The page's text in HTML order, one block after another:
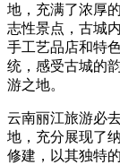
地，充满了浓厚
志性景点，古城
手工艺品店和特
统，感受古城的
游之地。
云南丽江旅游必
地，充分展现了
修建，以其独特